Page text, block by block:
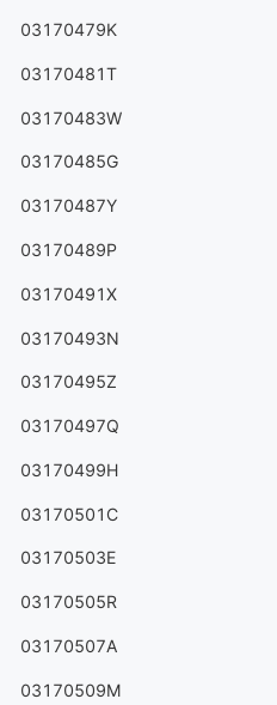
03170479K
03170481T
03170483W
03170485G
03170487Y
03170489P
03170491X
03170493N
03170495Z
03170497Q
03170499H
03170501C
03170503E
03170505R
03170507A
03170509M